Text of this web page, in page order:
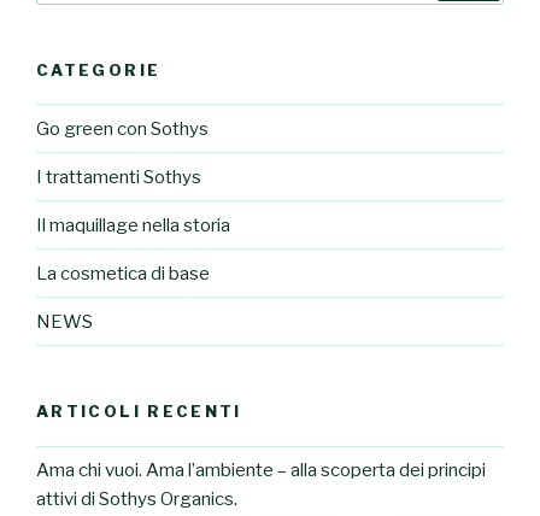
CATEGORIE
Go green con Sothys
I trattamenti Sothys
Il maquillage nella storia
La cosmetica di base
NEWS
ARTICOLI RECENTI
Ama chi vuoi. Ama l’ambiente – alla scoperta dei principi
attivi di Sothys Organics.